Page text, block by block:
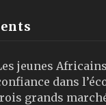
jeunes
dans
grands